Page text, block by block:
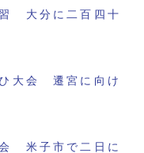
大分に二百四十
大会 遷宮に向け
米子市で二日に